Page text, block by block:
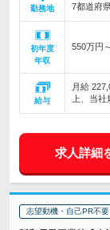
勤務地
7都道府
初年度
年収
550万円
給与
月給
上、当
求人詳細
志望動機・自己PR不要